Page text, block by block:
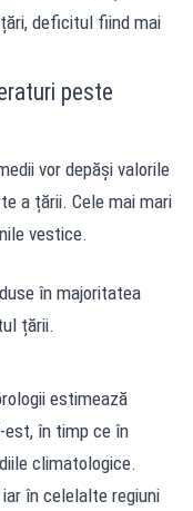
deficitul fiind mai
peste
vor depăși valorile
a țării. Cele mai mari
vestice.
în majoritatea
țării.
estimează
est, în timp ce în
climatologice.
în celelalte regiuni